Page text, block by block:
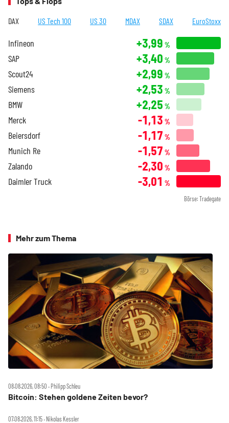
DAX US Tech 100 US 30 MDAX SDAX EuroStoxx
Infineon +3,99 %
SAP +3,40 %
Scout24 +2,99 %
Siemens +2,53 %
BMW +2,25 %
Merck -1,13 %
Beiersdorf -1,17 %
Munich Re -1,57 %
Zalando -2,30 %
Daimler Truck -3,01 %
Börse: Tradegate
Mehr zum Thema
08.08.2026, 08:50 ‧ Philipp Schleu
Bitcoin: Stehen goldene Zeiten bevor?
07.08.2026, 11:15 ‧ Nikolas Kessler